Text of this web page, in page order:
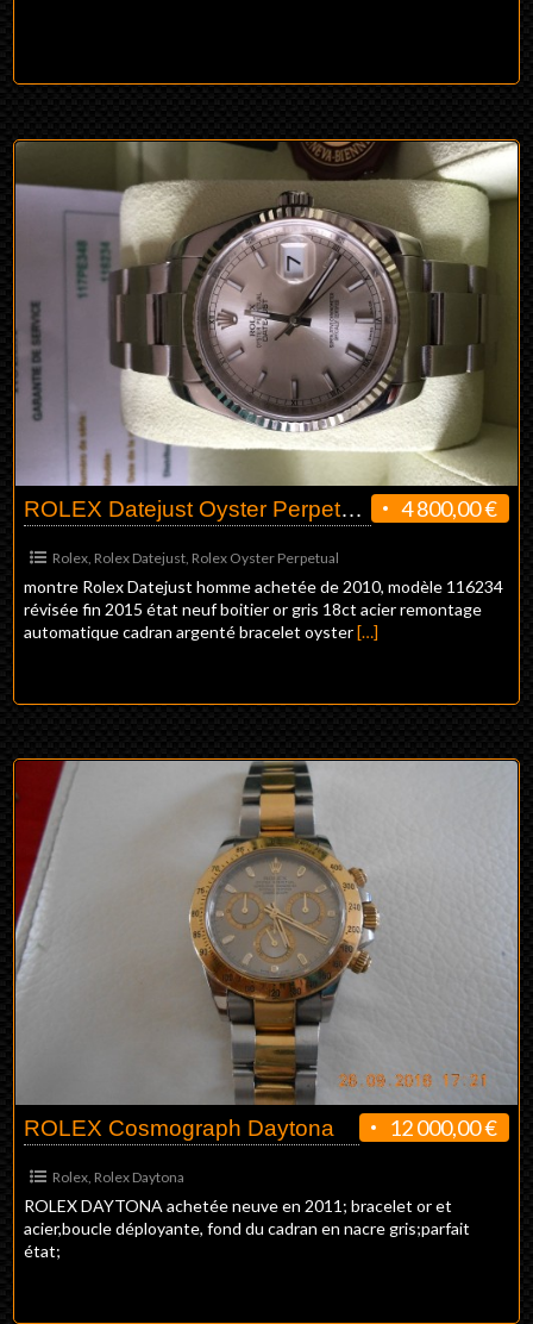
4 800,00 €
ROLEX Datejust Oyster Perpetual 116234
Rolex, Rolex Datejust, Rolex Oyster Perpetual
montre Rolex Datejust homme achetée de 2010, modèle 116234
révisée fin 2015 état neuf boitier or gris 18ct acier remontage
automatique cadran argenté bracelet oyster[…]
12 000,00 €
ROLEX Cosmograph Daytona
Rolex, Rolex Daytona
ROLEX DAYTONA achetée neuve en 2011; bracelet or et
acier,boucle déployante, fond du cadran en nacre gris;parfait
état;